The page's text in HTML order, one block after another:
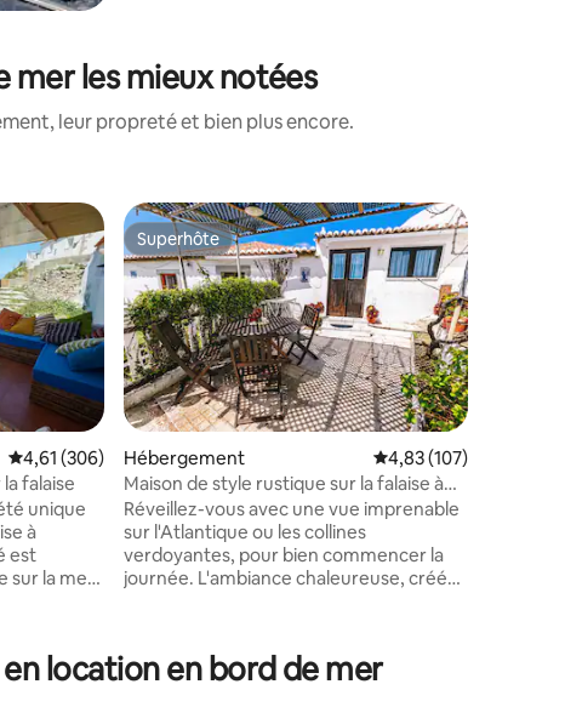
mer les mieux notées
leur propreté et bien plus encore.
: 4,86 sur 5
Évaluation moyenne sur la base de 306 commentaires : 4,61 sur 5
4,61 (306)
falaise
unique
à
est
sur la mer
de la
Superhôte
Superhôte
Hébergement Évaluation moyenne
4,83 (107)
Maison de style rustique sur la falaise à
Azenhas do Mar
Réveillez-vous avec une vue imprenable
sur l'Atlantique ou les collines
verdoyantes, pour bien commencer la
journée. L'ambiance chaleureuse, créée
situés, nous sommes à quelques pas de
location en bord de mer